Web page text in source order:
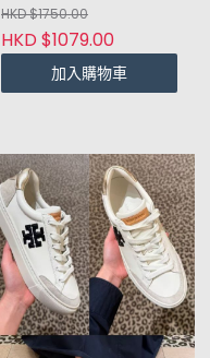
HKD $1750.00
HKD $1079.00
加入購物車